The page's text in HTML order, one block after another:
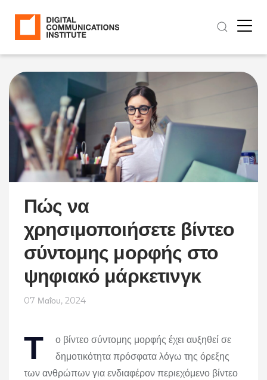
Πώς να
χρησιμοποιήσετε βίντεο
σύντομης μορφής στο
ψηφιακό μάρκετινγκ
07 Μαΐου, 2024
Τ
ο βίντεο σύντομης μορφής έχει αυξηθεί σε
δημοτικότητα πρόσφατα λόγω της όρεξης
των ανθρώπων για ενδιαφέρον περιεχόμενο βίντεο